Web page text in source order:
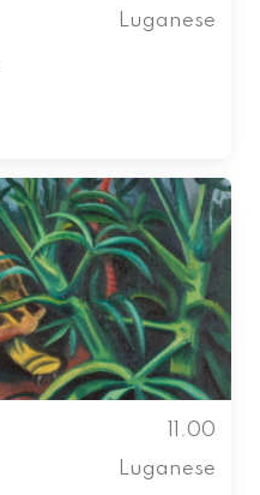
Luganese
11.00
Luganese